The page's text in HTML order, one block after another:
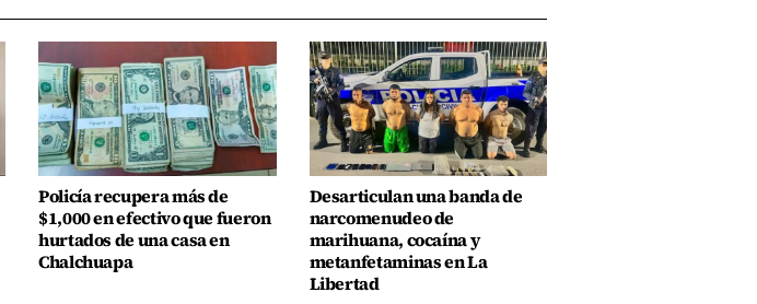
Policía recupera más de
$1,000 en efectivo que fueron
hurtados de una casa en
Chalchuapa
Desarticulan una banda de
narcomenudeo de
marihuana, cocaína y
metanfetaminas en La
Libertad